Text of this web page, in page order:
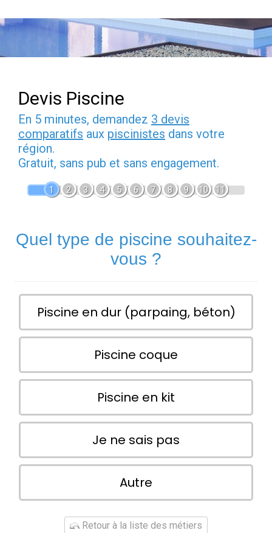
Devis Piscine
En 5 minutes, demandez 3 devis
comparatifs aux piscinistes dans votre
région.
Gratuit, sans pub et sans engagement.
1 2 3 4 5 6 7 8 9 10 11
Quel type de piscine souhaitez-
vous ?
Piscine en dur (parpaing, béton)
Piscine coque
Piscine en kit
Je ne sais pas
Autre
Retour à la liste des métiers